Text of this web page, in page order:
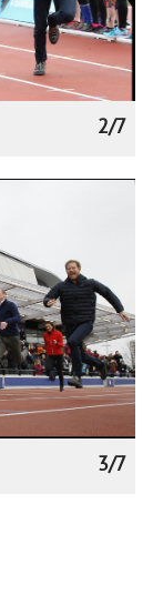
2/7
3/7